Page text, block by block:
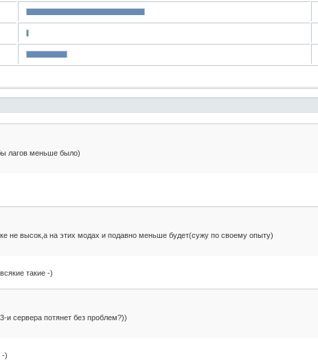
лагов меньше было)
не высок,а на этих модах и подавно меньше будет(сужу по своему опыту)
такие -)
и сервера потянет без проблем?))
-)